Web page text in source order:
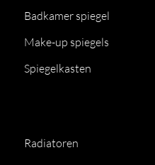
Badkamer spiegel
Make-up spiegels
Spiegelkasten
Radiatoren